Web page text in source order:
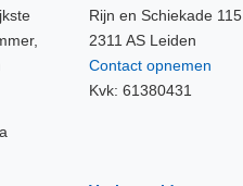
Rijn en Schiekade
2311 AS Leiden
Contact opnemen
Kvk: 61380431